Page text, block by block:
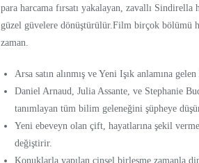
para harcama fırsatı yakalayan, zavallı
güzel güvelere dönüştürülür.Film birçok bölümü
zaman.
Arsa satın alınmış ve Yeni Işık anlamına
Daniel Arnaud, Julia Assante, ve Stephanie
tanımlayan tüm bilim geleneğini şüpheye
Yeni ebeveyn olan çift, hayatlarına şekil
değiştirir.
Konuklarla yapılan cinsel birleşme zamanla